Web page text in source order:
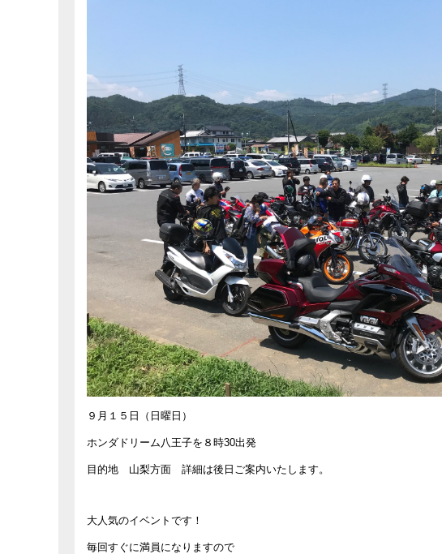
９月１５日（日曜日）
ホンダドリーム八王子を８時30出発
目的地 山梨方面 詳細は後日ご案内いたします。
大人気のイベントです！
毎回すぐに満員になりますので